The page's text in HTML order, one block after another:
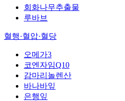
회화나무추출물
루바브
혈행·혈압·혈당
오메가3
코엔자임Q10
감마리놀렌산
바나바잎
은행잎